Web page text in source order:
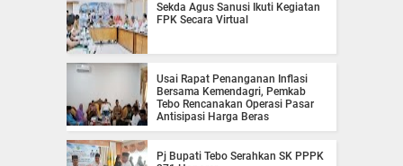
Sekda Agus Sanusi Ikuti Kegiatan
FPK Secara Virtual
Usai Rapat Penanganan Inflasi
Bersama Kemendagri, Pemkab
Tebo Rencanakan Operasi Pasar
Antisipasi Harga Beras
Pj Bupati Tebo Serahkan SK PPPK